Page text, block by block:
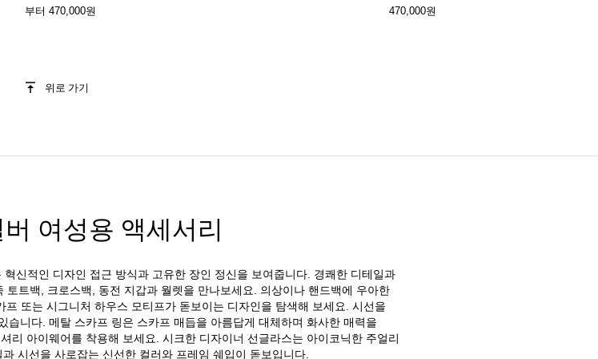
부터 470,000원 470,000원
위로 가기
여성용 액세서리
신적인 디자인 접근 방식과 고유한 장인 정신을 보여줍니다. 경쾌한 디테일과
트백, 크로스백, 동전 지갑과 월렛을 만나보세요. 의상이나 핸드백에 우아한
또는 시그니처 하우스 모티프가 돋보이는 디자인을 탐색해 보세요. 시선을
니다. 메탈 스카프 링은 스카프 매듭을 아름답게 대체하며 화사한 매력을
리 아이웨어를 착용해 보세요. 시크한 디자이너 선글라스는 아이코닉한 주얼리
시선을 사로잡는 신선한 컬러와 프레임 쉐입이 돋보입니다.